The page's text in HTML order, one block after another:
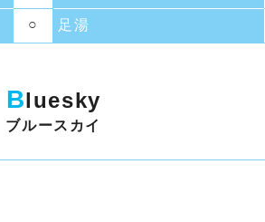
○ 足湯
Bluesky
ブルースカイ